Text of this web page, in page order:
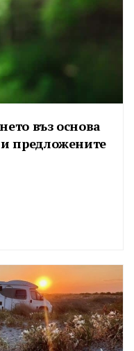
въз основа
предложените